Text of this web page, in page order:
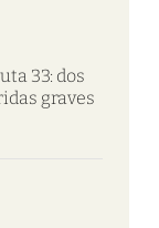
33: dos
graves